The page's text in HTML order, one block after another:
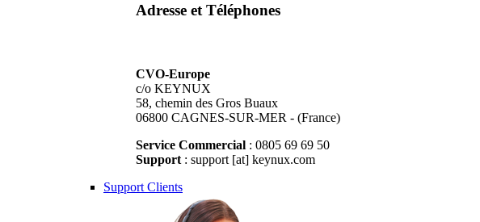
Adresse et Téléphones
CVO-Europe
c/o KEYNUX
58, chemin des Gros Buaux
06800 CAGNES-SUR-MER - (France)
Service Commercial : 0805 69 69 50
Support : support [at] keynux.com
Support Clients